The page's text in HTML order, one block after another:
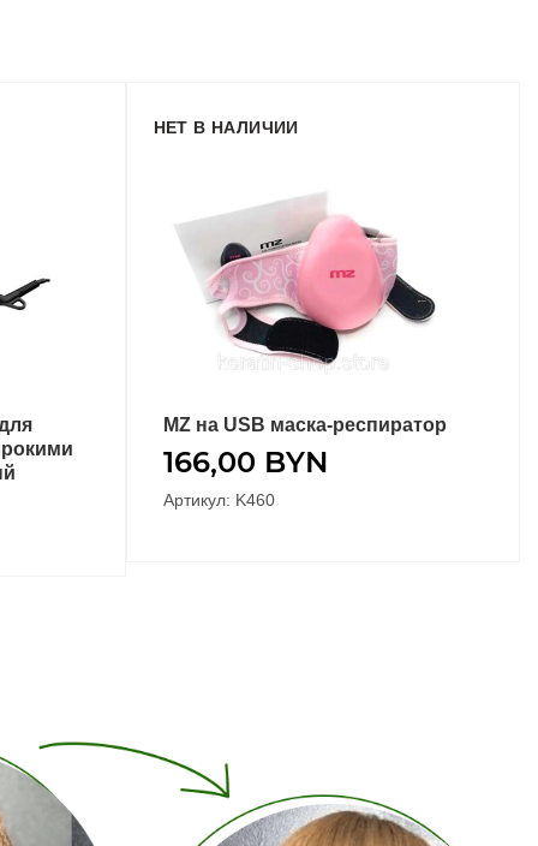
НЕТ В НАЛИЧИИ
ПОДРОБНЕЕ
MZ на USB маска-респиратор
166,00 BYN
Артикул: K460